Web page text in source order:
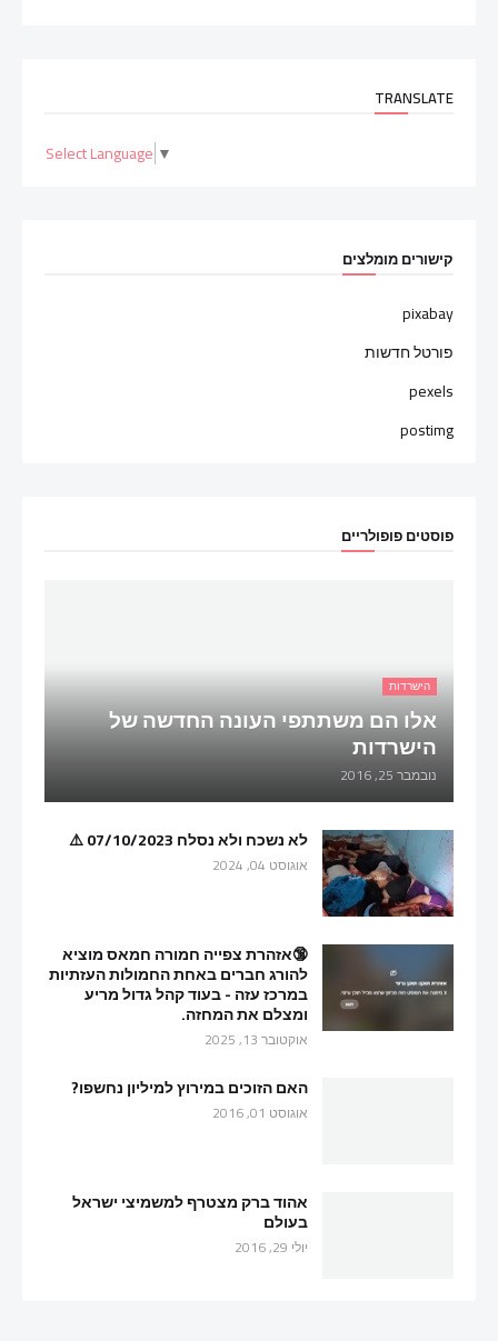
TRANSLATE
Select Language ▼
קישורים מומלצים
pixabay
פורטל חדשות
pexels
postimg
פוסטים פופולריים
הישרדות
אלו הם משתתפי העונה החדשה של
הישרדות
נובמבר 25, 2016
לא נשכח ולא נסלח 07/10/2023 ⚠️
אוגוסט 04, 2024
🔞אזהרת צפייה חמורה חמאס מוציא
להורג חברים באחת החמולות העזתיות
במרכז עזה - בעוד קהל גדול מריע
ומצלם את המחזה.
אוקטובר 13, 2025
האם הזוכים במירוץ למיליון נחשפו?
אוגוסט 01, 2016
אהוד ברק מצטרף למשמיצי ישראל
בעולם
יולי 29, 2016